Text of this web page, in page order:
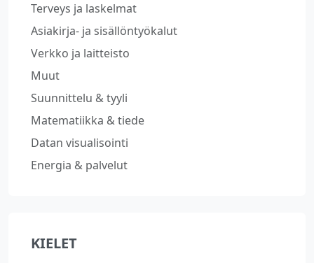
Terveys ja laskelmat
Asiakirja- ja sisällöntyökalut
Verkko ja laitteisto
Muut
Suunnittelu & tyyli
Matematiikka & tiede
Datan visualisointi
Energia & palvelut
KIELET